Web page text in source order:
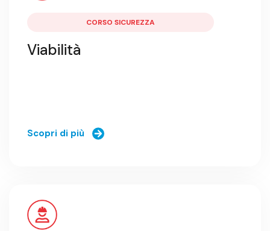
CORSO SICUREZZA
Viabilità
Scopri di più